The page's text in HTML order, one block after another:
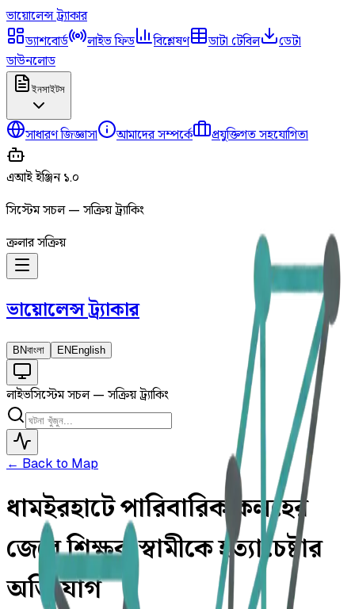
ভায়োলেন্সট্র্যাকার
ড্যাশবোর্ড
লাইভ ফিড বিশ্লেষণ ডাটা টেবিল
ডেটা
ডাউনলোড
ইনসাইটস
সাধারণ জিজ্ঞাসা আমাদের সম্পর্কে প্রযুক্তিগত সহযোগিতা
এআই ইঞ্জিন ১.০
সিস্টেম সচল — সক্রিয় ট্র্যাকিং
ক্রলার সক্রিয়
ভায়োলেন্সট্র্যাকার
BNবাংলা EN English
লাইভসিস্টেম সচল — সক্রিয় ট্র্যাকিং
← Back to Map
ধামইরহাটে পারিবারিক কলহের
জেরে শিক্ষক স্বামীকে হত্যাচেষ্টার
অভিযোগ